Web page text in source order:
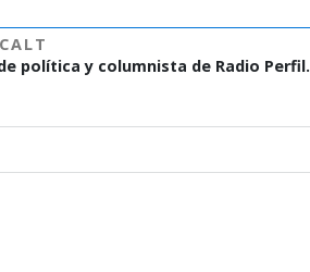
política y columnista de Radio Perfil.